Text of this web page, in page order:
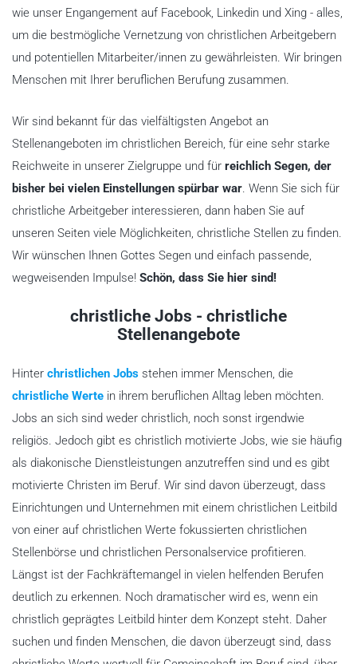
wie unser Engangement auf Facebook, Linkedin und Xing - alles,
um die bestmögliche Vernetzung von christlichen Arbeitgebern
und potentiellen Mitarbeiter/innen zu gewährleisten. Wir bringen
Menschen mit Ihrer beruflichen Berufung zusammen.
Wir sind bekannt für das vielfältigsten Angebot an
Stellenangeboten im christlichen Bereich, für eine sehr starke
Reichweite in unserer Zielgruppe und für reichlich Segen, der
bisher bei vielen Einstellungen spürbar war . Wenn Sie sich für
christliche Arbeitgeber interessieren, dann haben Sie auf
unseren Seiten viele Möglichkeiten, christliche Stellen zu finden.
Wir wünschen Ihnen Gottes Segen und einfach passende,
wegweisenden Impulse! Schön, dass Sie hier sind!
christliche Jobs - christliche
Stellenangebote
Hinter christlichen Jobs stehen immer Menschen, die
christliche Werte in ihrem beruflichen Alltag leben möchten.
Jobs an sich sind weder christlich, noch sonst irgendwie
religiös. Jedoch gibt es christlich motivierte Jobs, wie sie häufig
als diakonische Dienstleistungen anzutreffen sind und es gibt
motivierte Christen im Beruf. Wir sind davon überzeugt, dass
Einrichtungen und Unternehmen mit einem christlichen Leitbild
von einer auf christlichen Werte fokussierten christlichen
Stellenbörse und christlichen Personalservice profitieren.
Längst ist der Fachkräftemangel in vielen helfenden Berufen
deutlich zu erkennen. Noch dramatischer wird es, wenn ein
christlich geprägtes Leitbild hinter dem Konzept steht. Daher
suchen und finden Menschen, die davon überzeugt sind, dass